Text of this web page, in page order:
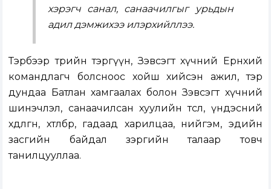
хэрэгч санал, санаачилгыг урьдын
адил дэмжихээ илэрхийллээ.
Тэрбээр төрийн тэргүүн, Зэвсэгт хүчний Ерөнхий
командлагч болсноос хойш хийсэн ажил, тэр
дундаа Батлан хамгаалах болон Зэвсэгт хүчний
шинэчлэл, санаачилсан хуулийн төсөл, үндэсний
хөдөлгөөн, хөтөлбөр, гадаад харилцаа, нийгэм, эдийн
засгийн байдал зэргийн талаар товч
танилцууллаа.